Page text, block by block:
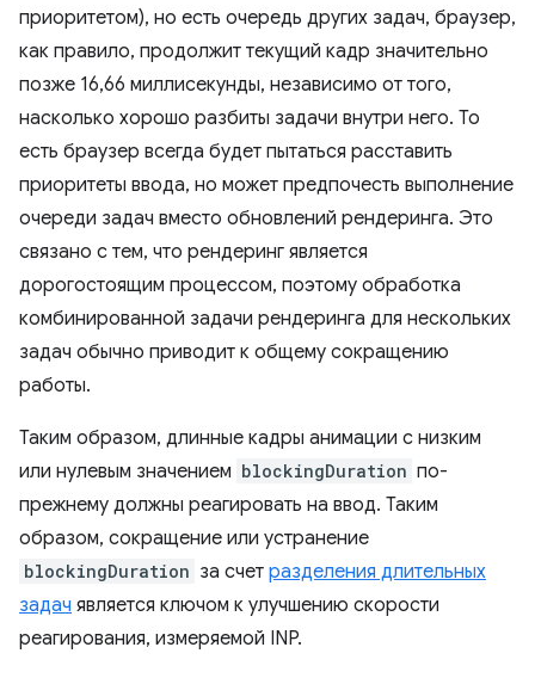
приоритетом), но есть очередь других задач, браузер,
как правило, продолжит текущий кадр значительно
позже 16,66 миллисекунды, независимо от того,
насколько хорошо разбиты задачи внутри него. То
есть браузер всегда будет пытаться расставить
приоритеты ввода, но может предпочесть выполнение
очереди задач вместо обновлений рендеринга. Это
связано с тем, что рендеринг является
дорогостоящим процессом, поэтому обработка
комбинированной задачи рендеринга для нескольких
задач обычно приводит к общему сокращению
работы.
Таким образом, длинные кадры анимации с низким
или нулевым значением blockingDuration по-
прежнему должны реагировать на ввод. Таким
образом, сокращение или устранение
blockingDuration за счет разделения длительных
задач является ключом к улучшению скорости
реагирования, измеряемой INP.